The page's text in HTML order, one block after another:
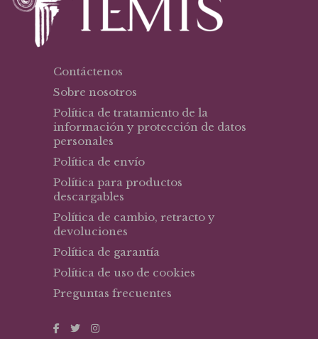
Contáctenos
Sobre nosotros
Política de tratamiento de la
información y protección de datos
personales
Política de envío
Política para productos
descargables
Política de cambio, retracto y
devoluciones
Política de garantía
Política de uso de cookies
Preguntas frecuentes